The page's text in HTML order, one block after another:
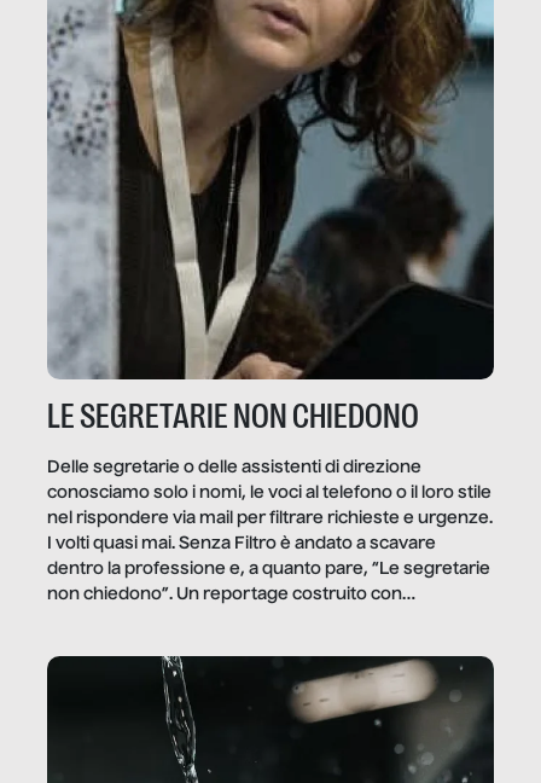
LE SEGRETARIE NON CHIEDONO
Delle segretarie o delle assistenti di direzione
conosciamo solo i nomi, le voci al telefono o il loro stile
nel rispondere via mail per filtrare richieste e urgenze.
I volti quasi mai. Senza Filtro è andato a scavare
dentro la professione e, a quanto pare, “Le segretarie
non chiedono”. Un reportage costruito con